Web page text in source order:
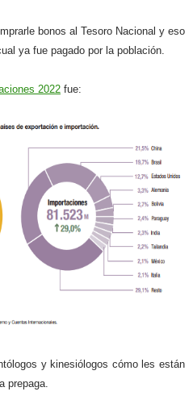
bonos al Tesoro Nacional y eso
ya fue pagado por la población.
2022 fue:
y kinesiólogos cómo les están
prepaga.